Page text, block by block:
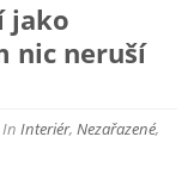
jako
nic neruší
In Interiér, Nezařazené,